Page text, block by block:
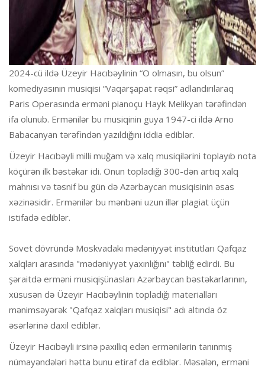
2024-cü ildə Üzeyir Hacıbəylinin “O olmasın, bu olsun”
komediyasının musiqisi “Vaqarşapat rəqsi” adlandırılaraq
Paris Operasında erməni pianoçu Hayk Melikyan tərəfindən
ifa olunub. Ermənilər bu musiqinin guya 1947-ci ildə Arno
Babacanyan tərəfindən yazıldığını iddia ediblər.
Üzeyir Hacıbəyli milli muğam və xalq musiqilərini toplayıb nota
köçürən ilk bəstəkar idi. Onun topladığı 300-dən artıq xalq
mahnısı və təsnif bu gün də Azərbaycan musiqisinin əsas
xəzinəsidir. Ermənilər bu mənbəni uzun illər plagiat üçün
istifadə ediblər.
Sovet dövründə Moskvadakı mədəniyyət institutları Qafqaz
xalqları arasında "mədəniyyət yaxınlığını" təbliğ edirdi. Bu
şəraitdə erməni musiqişünasları Azərbaycan bəstəkarlarının,
xüsusən də Üzeyir Hacıbəylinin topladığı materialları
mənimsəyərək "Qafqaz xalqları musiqisi" adı altında öz
əsərlərinə daxil ediblər.
Üzeyir Hacıbəyli irsinə paxıllıq edən ermənilərin tanınmış
nümayəndələri hətta bunu etiraf da ediblər. Məsələn, erməni